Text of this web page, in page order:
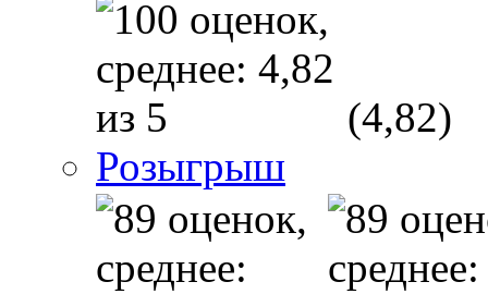
(4,82)
Розыгрыш